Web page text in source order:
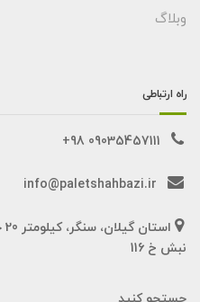
وبلاگ
راه ارتباطی
09035457111 98+
info@paletshahbazi.ir
نبش خ 116